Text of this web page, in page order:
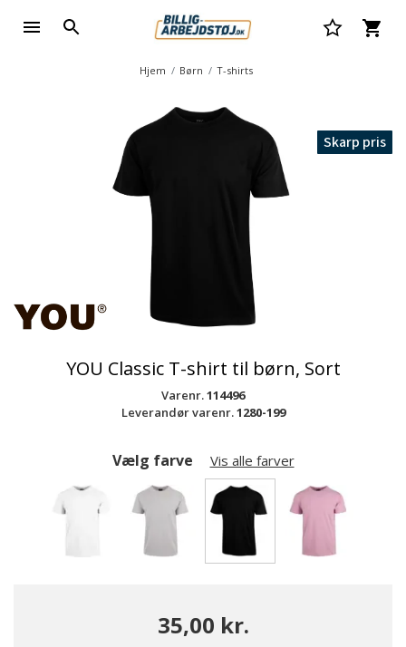
Hjem Børn T-shirts
Skarp pris
YOU Classic T-shirt til børn, Sort
Varenr.114496
Leverandør varenr.1280-199
Vælg farve Vis alle farver
35,00 kr.